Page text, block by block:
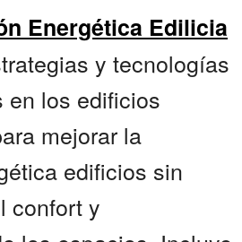
Energética Edilicia
y tecnologías
en los edificios
mejorar la
edificios sin
confort y